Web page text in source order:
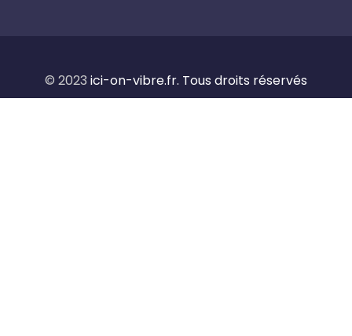
© 2023 ici-on-vibre.fr. Tous droits réservés